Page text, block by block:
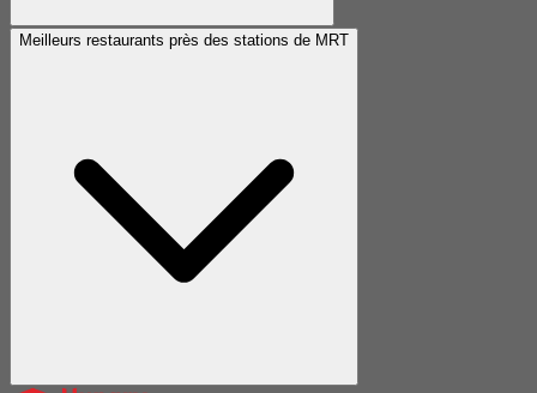
Meilleurs restaurants près des stations de MRT